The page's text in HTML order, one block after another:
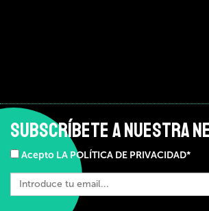
SUBSCRÍBETE A NUESTRA
Acepto LA POLÍTICA DE PRIVACIDAD*